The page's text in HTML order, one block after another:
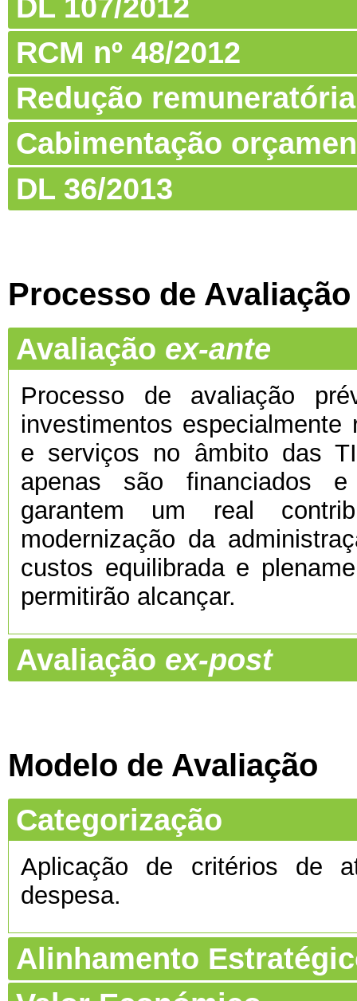
RCM nº 48/2012
Redução remuneratória
Cabimentação
DL 36/2013
Processo de Avaliação
Avaliação ex-ante
Processo de avaliação
investimentos
e serviços no âmbito das
apenas são financiados
garantem um real
modernização da
custos equilibrada e
permitirão alcançar.
Avaliação ex-post
Modelo de Avaliação
Categorização
Aplicação de critérios de
despesa.
Alinhamento